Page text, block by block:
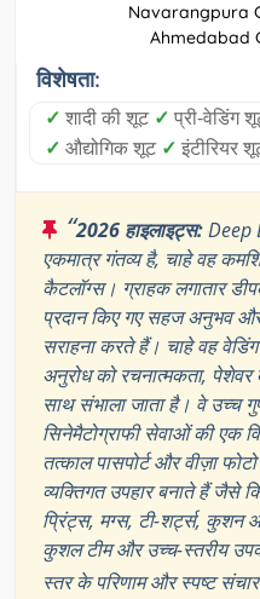
Navarangpura
Ahmedabad
विशेषता:
✓ शादी की शूट ✓ प्री-वेडिंग
✓ औद्योगिक शूट ✓ इंटीरियर
“2026 हाइलाइट्स:Deep
एकमात्र गंतव्य है, चाहे वह
कैटलॉग्स। ग्राहक लगातार
प्रदान किए गए सहज अनुभव
सराहना करते हैं। चाहे वह वेडिंग
अनुरोध को रचनात्मकता, पेशेवर
साथ संभाला जाता है। वे उच्च
सिनेमैटोग्राफी सेवाओं की एक
तत्काल पासपोर्ट और वीज़ा
व्यक्तिगत उपहार बनाते हैं जैसे
प्रिंट्स, मग्स, टी-शर्ट्स,
कुशल टीम और उच्च-स्तरीय
स्तर के परिणाम और स्पष्ट